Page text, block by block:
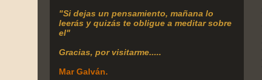
"Si dejas un pensamiento, mañana lo
leerás y quizás te obligue a meditar sobre
el"
Gracias, por visitarme.....
Mar Galván.